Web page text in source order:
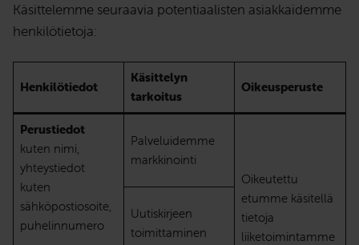
Käsittelemme seuraavia potentiaalisten asiakkaidemme
henkilötietoja:
Henkilötiedot
Käsittelyn
tarkoitus
Oikeusperuste
Perustiedot
kuten nimi,
yhteystiedot
kuten
sähköpostiosoite,
puhelinnumero
Palveluidemme
markkinointi
Oikeutettu
etumme käsitellä
tietoja
liiketoimintamme
Uutiskirjeen
toimittaminen